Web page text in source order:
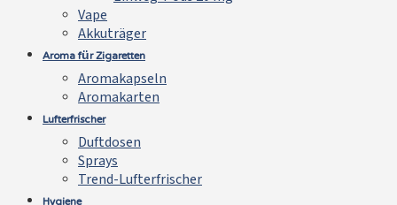
Vape
Akkuträger
Aroma für Zigaretten
Aromakapseln
Aromakarten
Lufterfrischer
Duftdosen
Sprays
Trend-Lufterfrischer